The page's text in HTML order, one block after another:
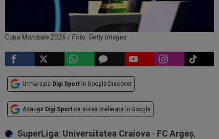
Cupa Mondiala 2026 / Foto: Getty Images
Urmărește Digi Sport în Google Discover
Adaugă Digi Sport ca sursă preferată în Google
SuperLiga: Universitatea Craiova - FC Argeș,